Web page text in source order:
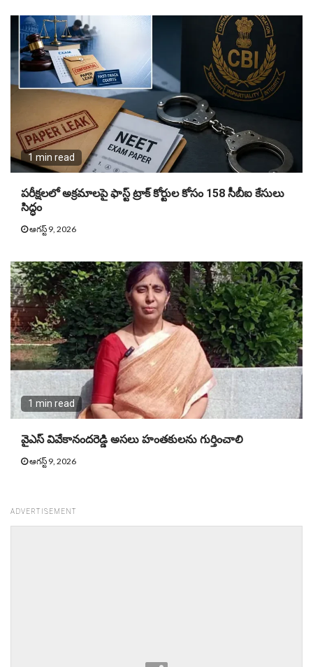
1 min read
పరీక్షలలో అక్రమాలపై ఫాస్ట్ ట్రాక్ కోర్టుల కోసం 158 సీబీఐ కేసులు
సిద్ధం
ఆగస్ట్ 9, 2026
1 min read
వైఎస్‌ వివేకానందరెడ్డి అసలు హంతకులను గుర్తించాలి
ఆగస్ట్ 9, 2026
ADVERTISEMENT